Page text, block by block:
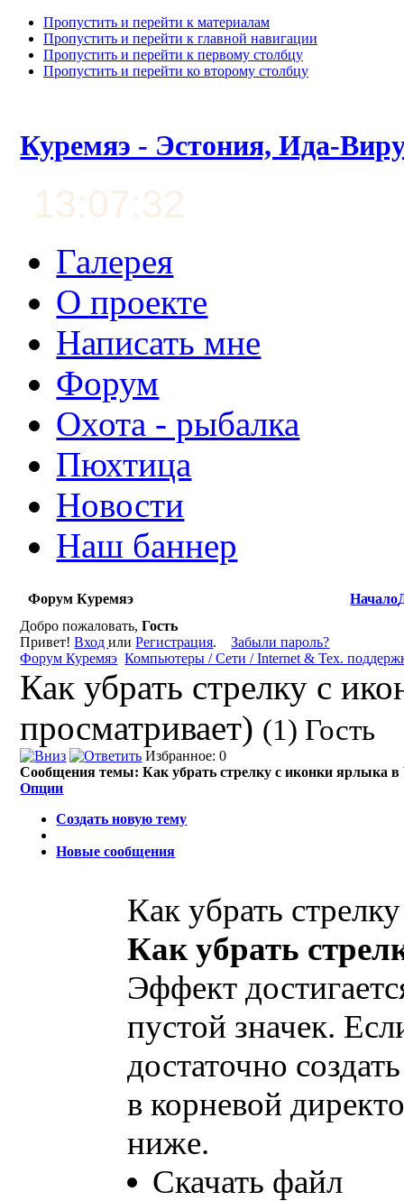
Пропустить и перейти к материалам
Пропустить и перейти к главной навигации
Пропустить и перейти к первому столбцу
Пропустить и перейти ко второму столбцу
Куремяэ - Эстония, Ида-
13:07:33
Галерея
О проекте
Написать мне
Форум
Охота - рыбалка
Пюхтица
Новости
Наш баннер
Форум Куремяэ Начало
Добро пожаловать,Гость
Привет!ВходилиРегистрация.Забыли пароль?
Форум Куремяэ Компьютеры / Сети / Internet & Тех.
Как убрать стрелку с
просматривает) (1) Гость
Избранное: 0
Сообщения темы: Как убрать стрелку с иконки ярлыка
Опции
Создать новую тему
Новые сообщения
Как убрать
Как убрать
Эффект
пустой значек.
достаточно
в корневой
ниже.
Скачать файл